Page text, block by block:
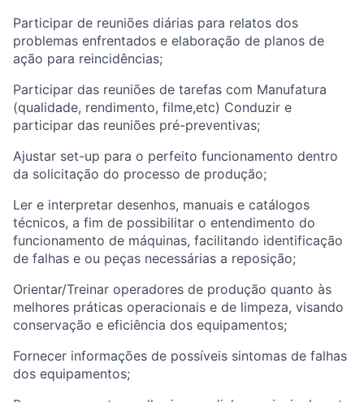
Participar de reuniões diárias para relatos dos
problemas enfrentados e elaboração de planos de
ação para reincidências;
Participar das reuniões de tarefas com Manufatura
(qualidade, rendimento, filme,etc) Conduzir e
participar das reuniões pré-preventivas;
Ajustar set-up para o perfeito funcionamento dentro
da solicitação do processo de produção;
Ler e interpretar desenhos, manuais e catálogos
técnicos, a fim de possibilitar o entendimento do
funcionamento de máquinas, facilitando identificação
de falhas e ou peças necessárias a reposição;
Orientar/Treinar operadores de produção quanto às
melhores práticas operacionais e de limpeza, visando
conservação e eficiência dos equipamentos;
Fornecer informações de possíveis sintomas de falhas
dos equipamentos;